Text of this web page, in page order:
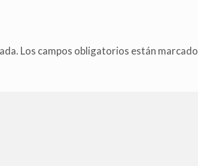
Los campos obligatorios están